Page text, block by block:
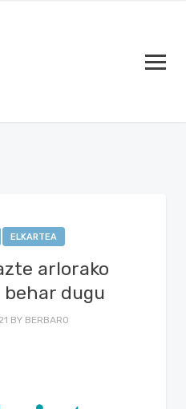
ELKARTEA
arlorako
dugu
BY BERBARO